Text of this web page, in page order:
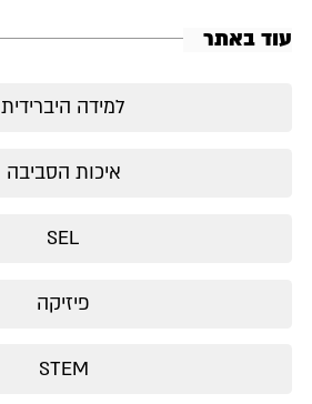
עוד באתר
למידה היברידית
איכות הסביבה
SEL
פיזיקה
STEM